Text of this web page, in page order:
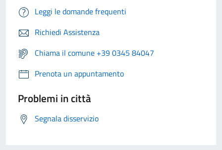
Leggi le domande frequenti
Richiedi Assistenza
Chiama il comune +39 0345 84047
Prenota un appuntamento
Problemi in città
Segnala disservizio